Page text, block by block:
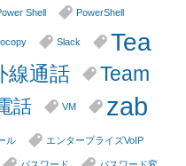
Shell PowerShell
Slack
Tea
線通話
Team
話 VM
zab
ル エンタープライズVoIP